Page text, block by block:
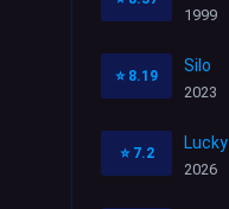
1999
⭐ 8.19
Silo
2023
⭐ 7.2
Lucky
2026